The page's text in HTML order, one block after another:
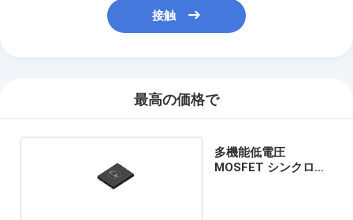
接触
最高の価格で
多機能低電圧
MOSFET シンクロン